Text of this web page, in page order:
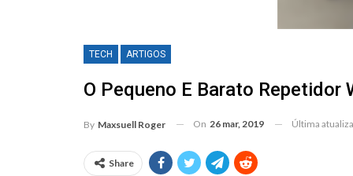
TECH ARTIGOS
O Pequeno E Barato Repetidor
By Maxsuell Roger On 26 mar, 2019 Última
Share